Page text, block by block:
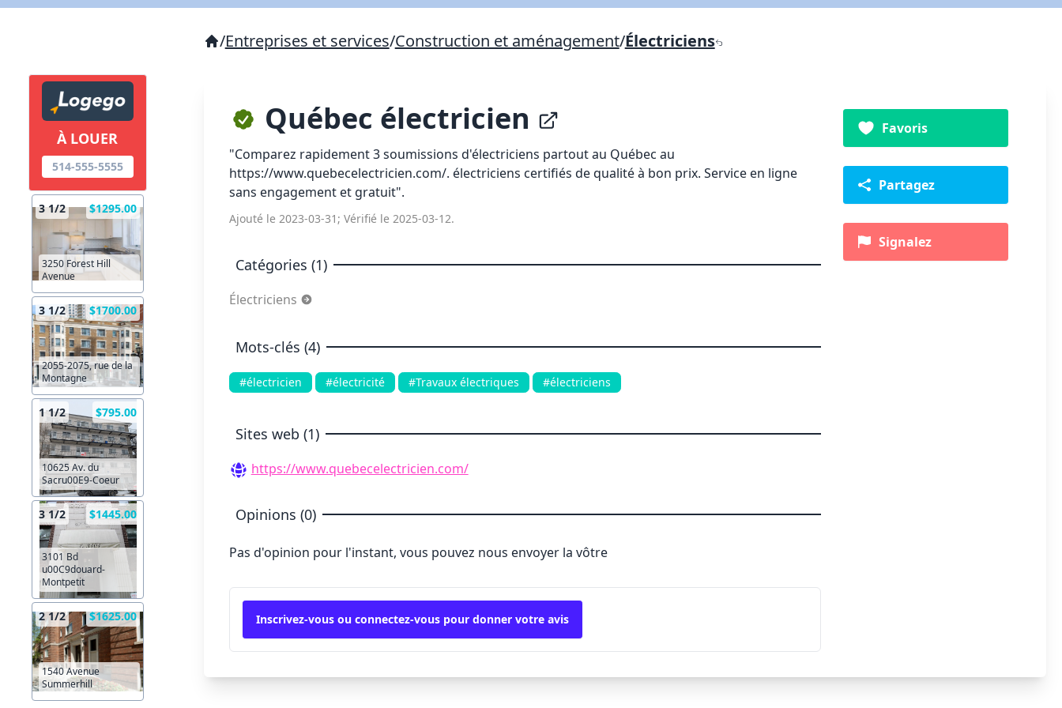
À LOUER
514-555-5555
3 1/2 $1295.00
3250 Forest Hill
Avenue
3 1/2 $1700.00
2055-2075, rue de la
Montagne
1 1/2 $795.00
10625 Av. du
Sacru00E9-Coeur
3 1/2 $1445.00
3101 Bd
u00C9douard-
Montpetit
2 1/2 $1625.00
1540 Avenue
Summerhill
/Entreprises et services/Construction et aménagement/Électriciens
Québec électricien
"Comparez rapidement 3 soumissions d'électriciens partout au Québec au
https://www.quebecelectricien.com/. électriciens certifiés de qualité à bon prix. Service en ligne
sans engagement et gratuit".
Ajouté le 2023-03-31; Vérifié le 2025-03-12.
Catégories (1)
Électriciens
Mots-clés (4)
#électricien #électricité #Travaux électriques #électriciens
Sites web (1)
https://www.quebecelectricien.com/
Opinions (0)
Pas d'opinion pour l'instant, vous pouvez nous envoyer la vôtre
Inscrivez-vous ou connectez-vous pour donner votre avis
Favoris
Partagez
Signalez
X Fermer Envoyez
Copier lien